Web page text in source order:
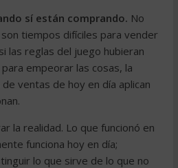
sí están comprando. No
tiempos difíciles para vender
las reglas del juego hubieran
empeorar las cosas, la
ventas de hoy en día aplican
la realidad. Lo que funcionó en
funciona hoy en día;
lo que sirve de lo que no